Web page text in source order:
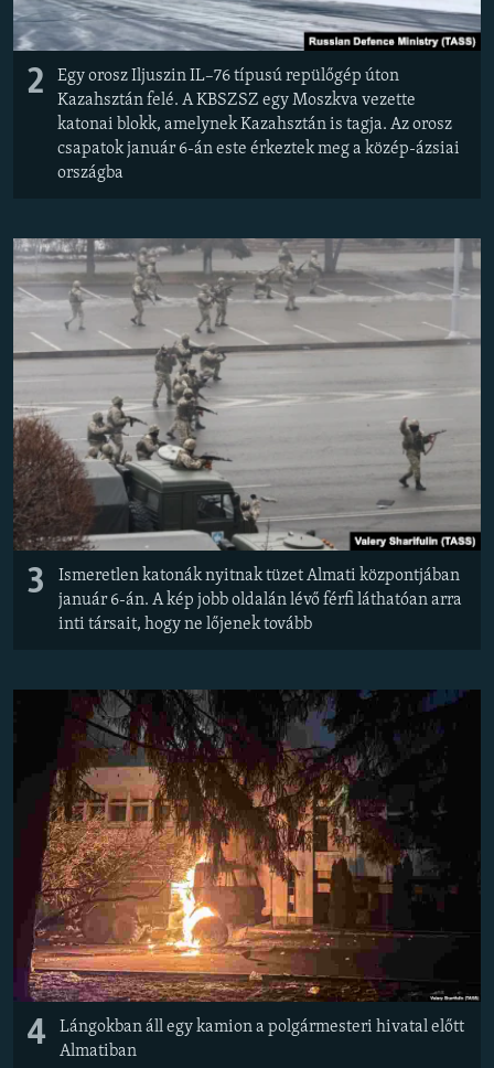
2
Egy orosz Iljuszin IL–76 típusú repülőgép úton
Kazahsztán felé. A KBSZSZ egy Moszkva vezette
katonai blokk, amelynek Kazahsztán is tagja. Az orosz
csapatok január 6-án este érkeztek meg a közép-ázsiai
országba
3
Ismeretlen katonák nyitnak tüzet Almati központjában
január 6-án. A kép jobb oldalán lévő férfi láthatóan arra
inti társait, hogy ne lőjenek tovább
4
Lángokban áll egy kamion a polgármesteri hivatal előtt
Almatiban